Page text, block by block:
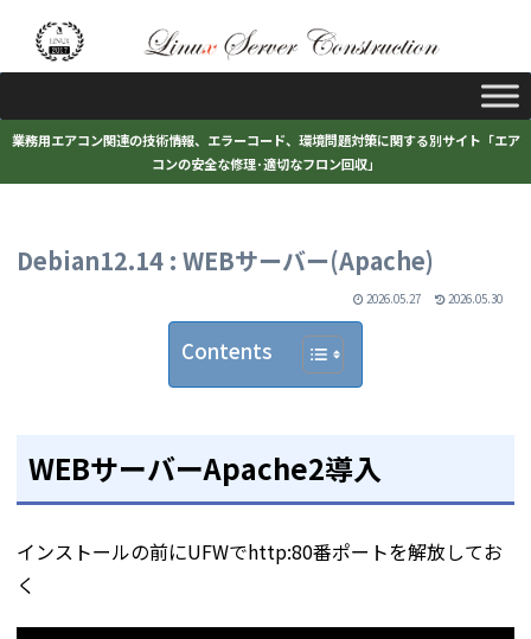
業務用エアコン関連の技術情報、エラーコード、環境問題対策に関する別サイト「エア
コンの安全な修理･適切なフロン回収」
Debian12.14 : WEBサーバー(Apache)
2026.05.27 2026.05.30
Contents
WEBサーバーApache2導入
インストールの前にUFWでhttp:80番ポートを解放してお
く